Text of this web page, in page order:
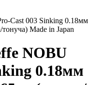
Cast 003 Sinking 0.18мм
Made in Japan
NOBU
0.18мм